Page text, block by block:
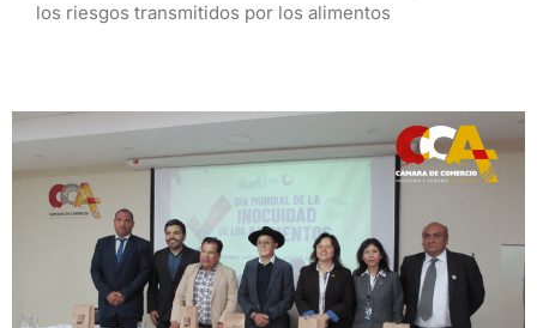
los riesgos transmitidos por los alimentos